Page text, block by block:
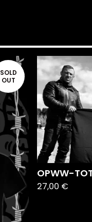
SOLD
OUT
OPWW-
27,00 €